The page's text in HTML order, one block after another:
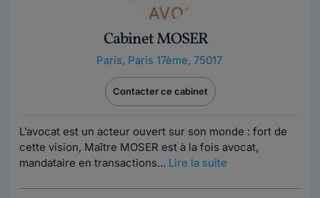
Cabinet MOSER
Paris, Paris 17ème, 75017
Contacter ce cabinet
L’avocat est un acteur ouvert sur son monde : fort de
cette vision, Maître MOSER est à la fois avocat,
mandataire en transactions... Lire la suite